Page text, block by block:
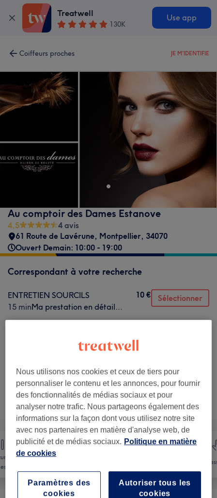
Treatwell
130K
Use app
Coiffeurs proches JE M'IDENTIFIE
Au comptoir des Dames Estanove
4,5
4 avis
61 Route de Lavérune, Montpellier, 34070
Ouvert Demain: 10:00 - 19:00
Correspondant à votre recherche
ENTRETIEN SOURCILS
15 minMa prestation en détail...
10 € Sélectionner
DEPOSE SEMI PERMANENT
Ce n'est pas ce que vous recherchiez ?
Recherchez dans notre liste de prestations
et
pieds
Nous utilisons nos cookies et ceux de tiers pour
personnaliser le contenu et les annonces, pour fournir
des fonctionnalités de médias sociaux et pour
analyser notre trafic. Nous partageons également des
informations sur la façon dont vous utilisez notre site
avec nos partenaires en matière d'analyse web, de
publicité et de médias sociaux. Politique en matière
de cookies
Autoriser tous les
cookies
Paramètres des
cookies